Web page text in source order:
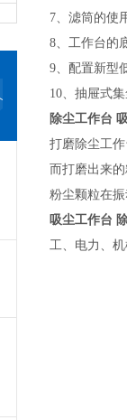
7、滤筒的使
8、工作台的
9、配置新型
10、抽屉式
除尘工作台
打磨除尘工
而打磨出来
粉尘颗粒在
吸尘工作台
工、电力、